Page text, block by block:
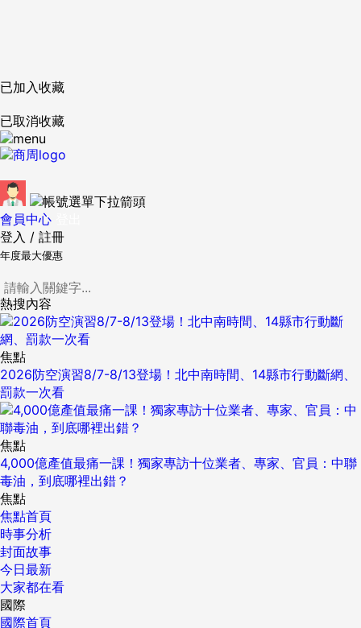
已加入收藏
已取消收藏
會員中心
登入 / 註冊
年度最大優惠
熱搜內容
焦點
2026防空演習8/7-8/13登場！北中南時間、14縣市行動斷網、
罰款一次看
焦點
4,000億產值最痛一課！獨家專訪十位業者、專家、官員：中聯
毒油，到底哪裡出錯？
焦點
焦點首頁
時事分析
封面故事
今日最新
大家都在看
國際
國際首頁